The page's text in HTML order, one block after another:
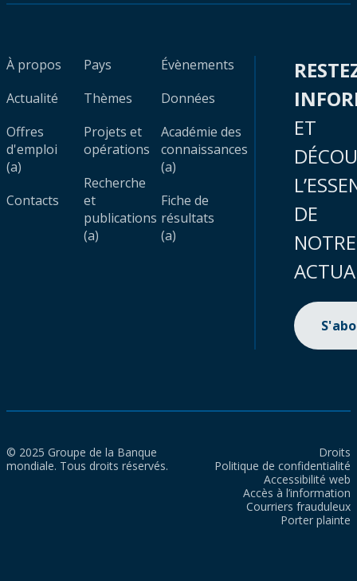
À propos
Actualité
Offres
d'emploi
(a)
Contacts
Pays
Thèmes
Projets et
opérations
Recherche
et
publications
(a)
Évènements
Données
Académie des
connaissances
(a)
Fiche de
résultats
(a)
ET
DE
NOTRE
© 2025 Groupe de la Banque
mondiale. Tous droits réservés.
Droits
Politique de confidentialité
Accessibilité web
Accès à l’information
Courriers frauduleux
Porter plainte